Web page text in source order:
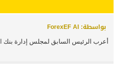
بواسطة: ForexEF AI
أعرب الرئيس السابق لمجلس إدارة بنك